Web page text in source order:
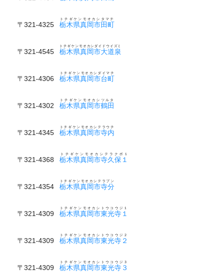
〒321-4325 栃木県真岡市田町
トチギケンモオカシタマチ
〒321-4545 栃木県真岡市大道泉
トチギケンモオカシダイドウイズミ
〒321-4306 栃木県真岡市台町
トチギケンモオカシダイマチ
〒321-4302 栃木県真岡市鶴田
トチギケンモオカシツルタ
〒321-4345 栃木県真岡市寺内
トチギケンモオカシテラウチ
〒321-4368 栃木県真岡市寺久保１
トチギケンモオカシテラクボ１
〒321-4354 栃木県真岡市寺分
トチギケンモオカシテラブン
〒321-4309 栃木県真岡市東光寺１
トチギケンモオカシトウコウジ１
〒321-4309 栃木県真岡市東光寺２
トチギケンモオカシトウコウジ２
〒321-4309 栃木県真岡市東光寺３
トチギケンモオカシトウコウジ３